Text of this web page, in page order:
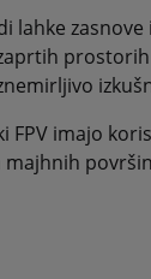
lahke
imajo
majhnih